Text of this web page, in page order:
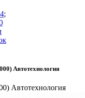
;
Автотехнология
Автотехнология